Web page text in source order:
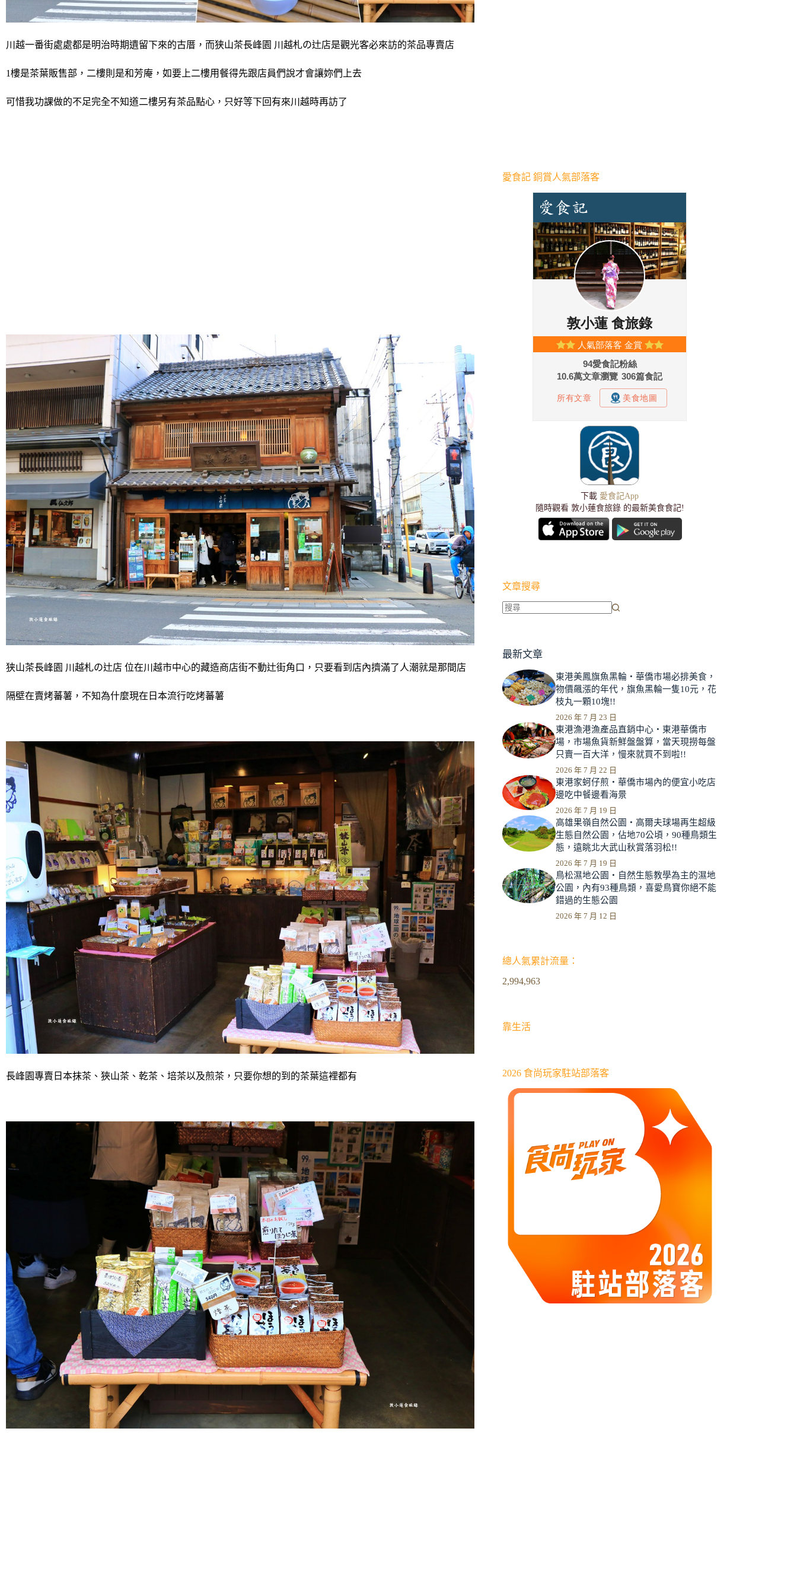
川越一番街處處都是明治時期遺留下來的古厝 ，而狭山茶長峰園 川越札の辻店是觀光客必來訪的茶品專賣店
1樓是茶葉販售部，二樓則是和芳庵，如要上二樓用餐得先跟店員們說才會讓妳們上去
可惜我功課做的不足完全不知道二樓另有茶品點心，只好等下回有來川越時再訪了
狭山茶長峰園 川越札の辻店 位在川越市中心的藏造商店街不動辻街角口，只要看到店內擠滿了人潮就是那間店
隔壁在賣烤蕃薯，不知為什麼現在日本流行吃烤蕃薯
長峰園專賣日本抹茶、狹山茶、乾茶、培茶以及煎茶，只要你想的到的茶葉這裡都有
愛食記 銅賞人氣部落客
下載 愛食記App
隨時觀看 敦小蓮食旅錄 的最新美食食記!
文章搜尋
到
合
條
結
果
最新文章
東港美鳳旗魚黑輪‧華僑市場必排美食，
物價飆漲的年代，旗魚黑輪一隻10元，花
枝丸一顆10塊!!
2026 年 7 月 23 日
東港漁港漁產品直銷中心‧東港華僑市
場，市場魚貨新鮮盤盤算，當天現撈每盤
只賣一百大洋，慢來就買不到啦!!
2026 年 7 月 22 日
東港家蚵仔煎‧華僑市場內的便宜小吃店
邊吃中餐邊看海景
2026 年 7 月 19 日
高雄果嶺自然公園‧高爾夫球場再生超級
生態自然公園，佔地70公頃，90種鳥類生
態，遠眺北大武山秋賞落羽松!!
2026 年 7 月 19 日
鳥松濕地公園‧自然生態教學為主的濕地
公園，內有93種鳥類，喜愛鳥寶你絕不能
錯過的生態公園
2026 年 7 月 12 日
總人氣累計流量：
2,994,963
靠生活
2026 食尚玩家駐站部落客